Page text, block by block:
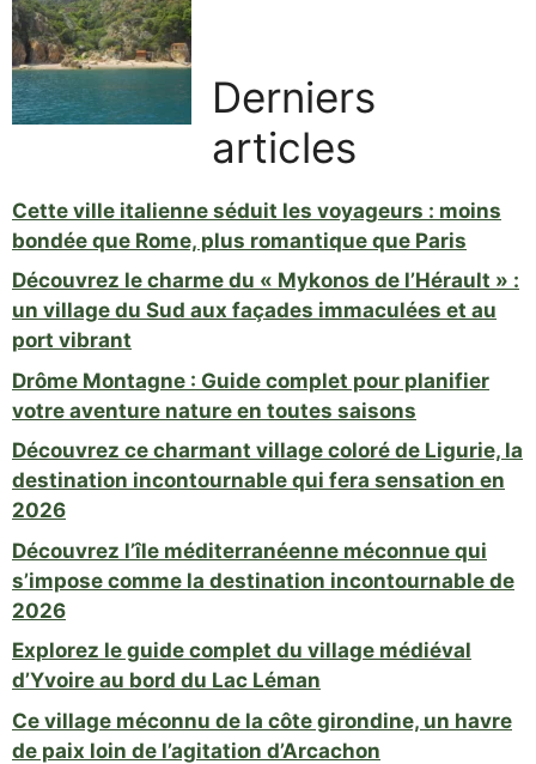
Derniers
articles
Cette ville italienne séduit les voyageurs : moins
bondée que Rome, plus romantique que Paris
Découvrez le charme du « Mykonos de l’Hérault » :
un village du Sud aux façades immaculées et au
port vibrant
Drôme Montagne : Guide complet pour planifier
votre aventure nature en toutes saisons
Découvrez ce charmant village coloré de Ligurie, la
destination incontournable qui fera sensation en
2026
Découvrez l’île méditerranéenne méconnue qui
s’impose comme la destination incontournable de
2026
Explorez le guide complet du village médiéval
d’Yvoire au bord du Lac Léman
Ce village méconnu de la côte girondine, un havre
de paix loin de l’agitation d’Arcachon